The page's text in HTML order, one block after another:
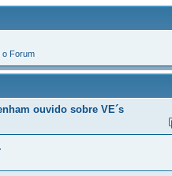
o Forum
ouvido sobre VE´s